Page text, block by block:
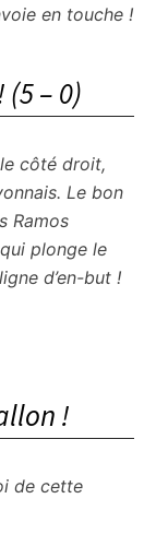
en touche !
(5 – 0)
côté droit,
Le bon
Ramos
plonge le
d’en-but !
!
de cette